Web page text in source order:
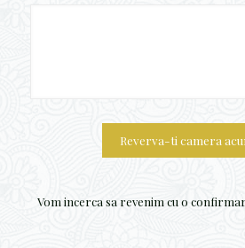
Vom incerca sa revenim cu o